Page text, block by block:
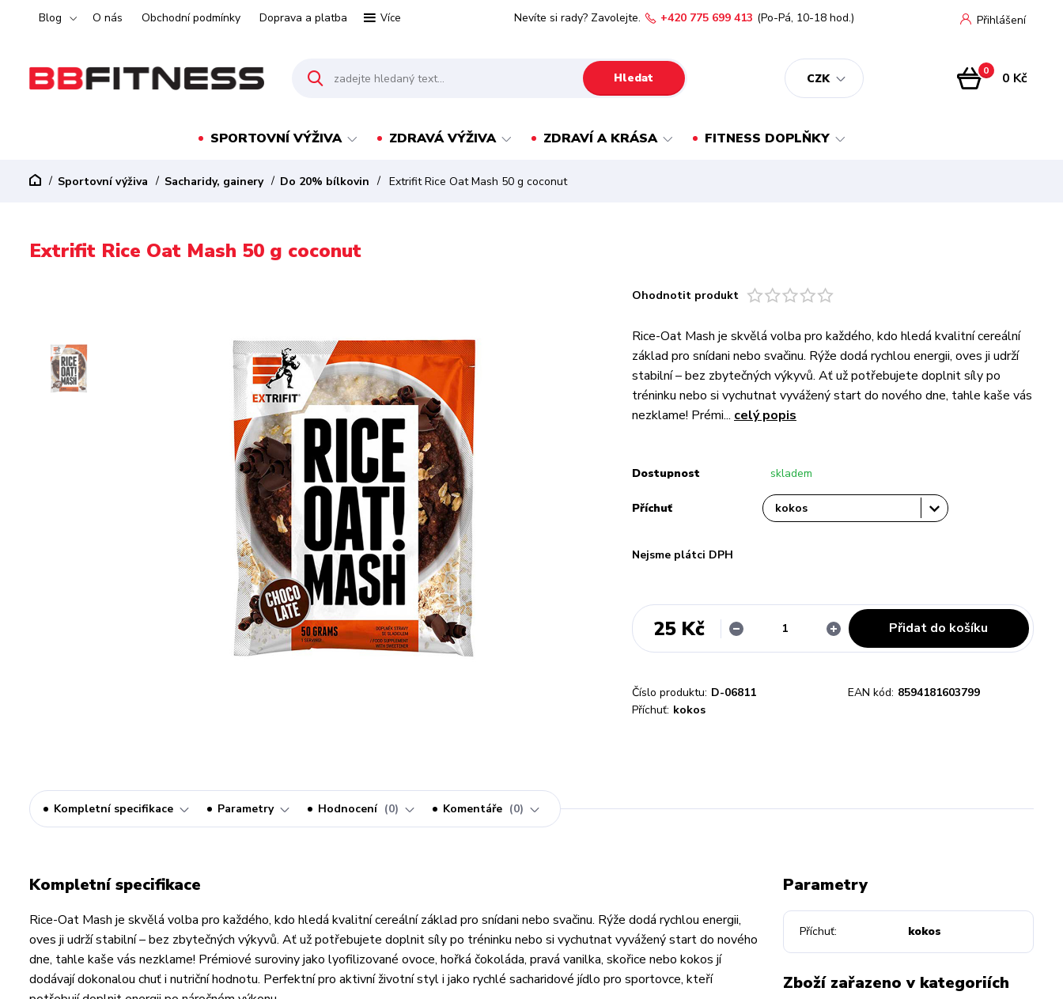
Blog O nás Obchodní podmínky Doprava a platba Více
CZK
Přihlášení
Hledat
Nevíte si rady? Zavolejte. +420 775 699 413 (Po-Pá, 10-18 hod.)
0 0 Kč
SPORTOVNÍ VÝŽIVA ZDRAVÁ VÝŽIVA ZDRAVÍ A KRÁSA FITNESS DOPLŇKY
Sportovní výživa Sacharidy, gainery Do 20% bílkovin Extrifit Rice Oat Mash 50 g coconut
Extrifit Rice Oat Mash 50 g coconut
Ohodnotit produkt
Rice-Oat Mash je skvělá volba pro každého, kdo hledá kvalitní cereální
základ pro snídani nebo svačinu. Rýže dodá rychlou energii, oves ji udrží
stabilní – bez zbytečných výkyvů. Ať už potřebujete doplnit síly po
tréninku nebo si vychutnat vyvážený start do nového dne, tahle kaše vás
nezklame! Prémi... celý popis
Dostupnost skladem
Příchuť
Nejsme plátci DPH
25 Kč Přidat do košíku
Číslo produktu: D-06811 EAN kód: 8594181603799
Příchuť: kokos
Kompletní specifikace Parametry Hodnocení 0 Komentáře 0
Kompletní specifikace
Rice-Oat Mash je skvělá volba pro každého, kdo hledá kvalitní cereální základ pro snídani nebo svačinu. Rýže dodá rychlou energii,
oves ji udrží stabilní – bez zbytečných výkyvů. Ať už potřebujete doplnit síly po tréninku nebo si vychutnat vyvážený start do nového
dne, tahle kaše vás nezklame! Prémiové suroviny jako lyofilizované ovoce, hořká čokoláda, pravá vanilka, skořice nebo kokos jí
dodávají dokonalou chuť i nutriční hodnotu. Perfektní pro aktivní životní styl i jako rychlé sacharidové jídlo pro sportovce, kteří
Parametry
Příchuť kokos
Zboží zařazeno v kategoriích